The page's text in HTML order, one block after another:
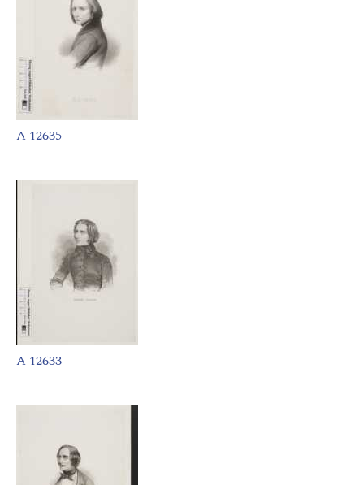
A 12635
A 12633